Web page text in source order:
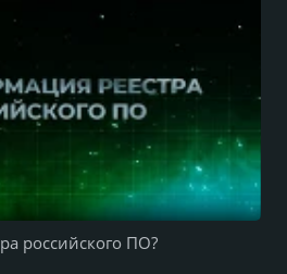
российского ПО?